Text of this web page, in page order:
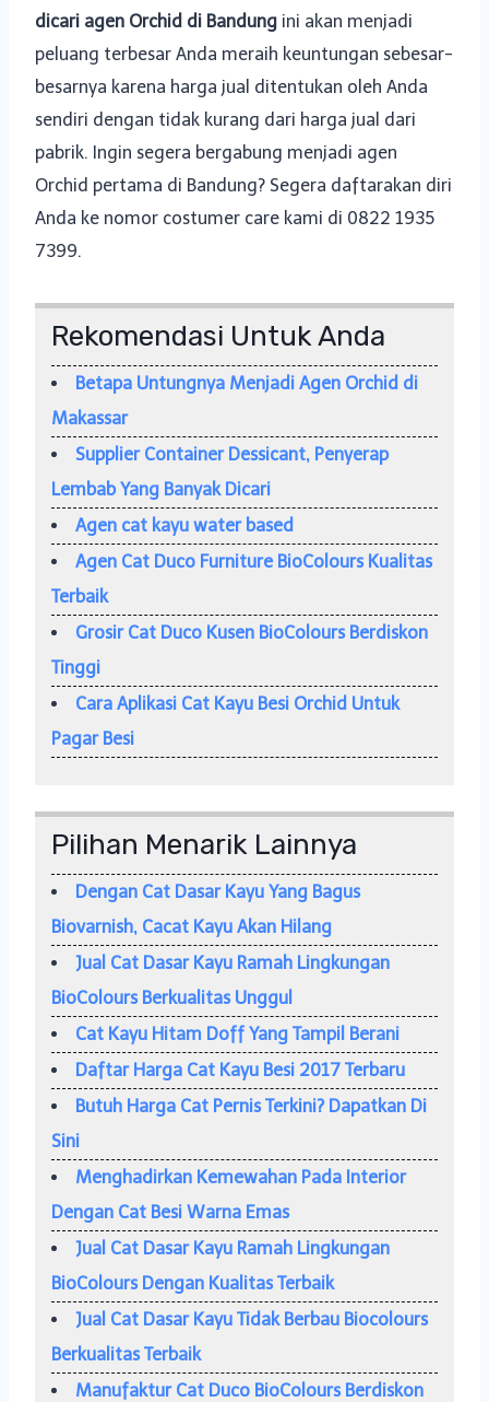
dicari agen Orchid di Bandung ini akan menjadi
peluang terbesar Anda meraih keuntungan sebesar-
besarnya karena harga jual ditentukan oleh Anda
sendiri dengan tidak kurang dari harga jual dari
pabrik. Ingin segera bergabung menjadi agen
Orchid pertama di Bandung? Segera daftarakan diri
Anda ke nomor costumer care kami di 0822 1935
7399.
Rekomendasi Untuk Anda
Betapa Untungnya Menjadi Agen Orchid di
Makassar
Supplier Container Dessicant, Penyerap
Lembab Yang Banyak Dicari
Agen cat kayu water based
Agen Cat Duco Furniture BioColours Kualitas
Terbaik
Grosir Cat Duco Kusen BioColours Berdiskon
Tinggi
Cara Aplikasi Cat Kayu Besi Orchid Untuk
Pagar Besi
Pilihan Menarik Lainnya
Dengan Cat Dasar Kayu Yang Bagus
Biovarnish, Cacat Kayu Akan Hilang
Jual Cat Dasar Kayu Ramah Lingkungan
BioColours Berkualitas Unggul
Cat Kayu Hitam Doff Yang Tampil Berani
Daftar Harga Cat Kayu Besi 2017 Terbaru
Butuh Harga Cat Pernis Terkini? Dapatkan Di
Sini
Menghadirkan Kemewahan Pada Interior
Dengan Cat Besi Warna Emas
Jual Cat Dasar Kayu Ramah Lingkungan
BioColours Dengan Kualitas Terbaik
Jual Cat Dasar Kayu Tidak Berbau Biocolours
Berkualitas Terbaik
Manufaktur Cat Duco BioColours Berdiskon